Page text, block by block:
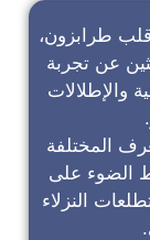
طرابزون،
عن تجربة
والإطلالات
المختلفة
الضوء على
النزلاء